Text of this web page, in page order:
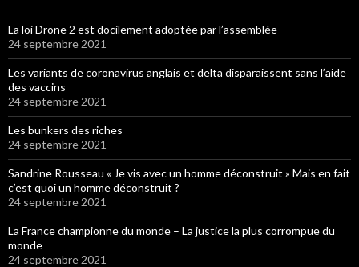
La loi Drone 2 est docilement adoptée par l’assemblée
24 septembre 2021
Les variants de coronavirus anglais et delta disparaissent sans l’aide
des vaccins
24 septembre 2021
Les bunkers des riches
24 septembre 2021
Sandrine Rousseau « Je vis avec un homme déconstruit » Mais en fait
c’est quoi un homme déconstruit ?
24 septembre 2021
La France championne du monde – La justice la plus corrompue du
monde
24 septembre 2021